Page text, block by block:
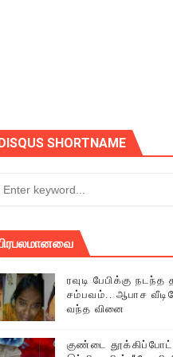
(செய்தியும்,படங்களும்..)
திரண்ட தமிழ்மக்கள்!!
SHORTNAME
ரவுடி பேபிக்கு
சம்பவம்.. ஆபாச
வந்த வினை
குண்டை